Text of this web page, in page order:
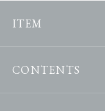
ITEM
CONTENTS